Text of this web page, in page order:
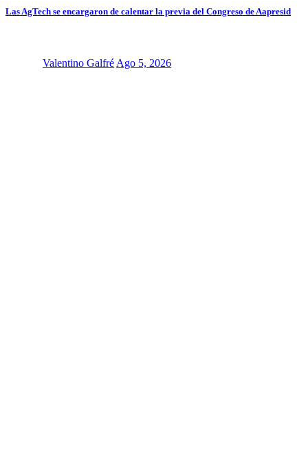
Las AgTech se encargaron de calentar la previa del Congreso de Aapresid
Valentino Galfré Ago 5, 2026